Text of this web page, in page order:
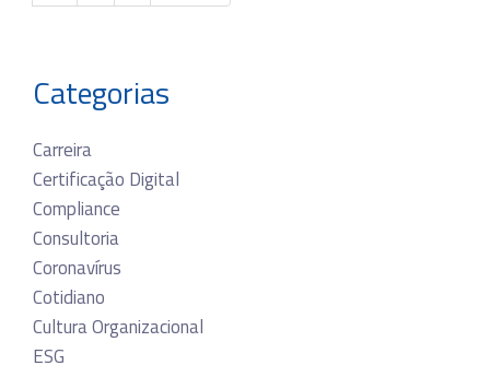
Categorias
Carreira
Certificação Digital
Compliance
Consultoria
Coronavírus
Cotidiano
Cultura Organizacional
ESG